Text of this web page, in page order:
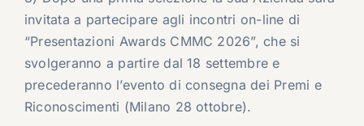
invitata a partecipare agli incontri on-line di
“Presentazioni Awards CMMC 2026”, che si
svolgeranno a partire dal 18 settembre e
precederanno l’evento di consegna dei Premi e
Riconoscimenti (Milano 28 ottobre).